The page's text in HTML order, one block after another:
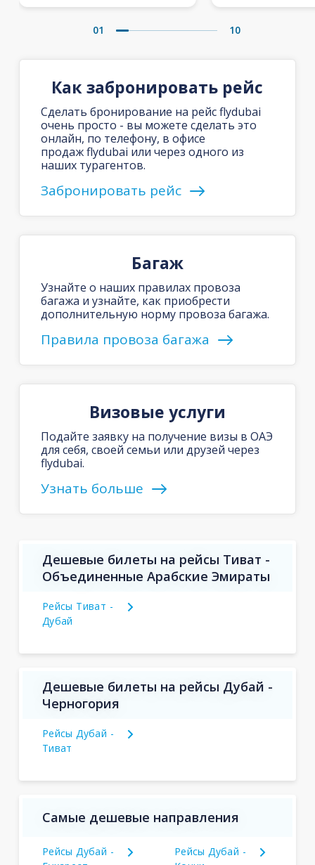
01 10
Как забронировать рейс
Сделать бронирование на рейс flydubai
очень просто - вы можете сделать это
онлайн, по телефону, в офисе
продаж flydubai или через одного из
наших турагентов.
Забронировать рейс
Багаж
Узнайте о наших правилах провоза
багажа и узнайте, как приобрести
дополнительную норму провоза багажа.
Правила провоза багажа
Визовые услуги
Подайте заявку на получение визы в ОАЭ
для себя, своей семьи или друзей через
flydubai.
Узнать больше
Дешевые билеты на рейсы Тиват -
Объединенные Арабские Эмираты
Рейсы Тиват -
Дубай
Дешевые билеты на рейсы Дубай -
Черногория
Рейсы Дубай -
Тиват
Самые дешевые направления
Рейсы Дубай -
Рейсы Дубай -